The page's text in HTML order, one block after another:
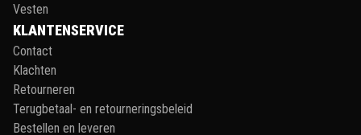
Vesten
KLANTENSERVICE
Contact
Klachten
Retourneren
Terugbetaal- en retourneringsbeleid
Bestellen en leveren